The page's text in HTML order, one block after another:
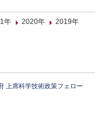
年 2020年
2019年
上席科学技術政策フェロー